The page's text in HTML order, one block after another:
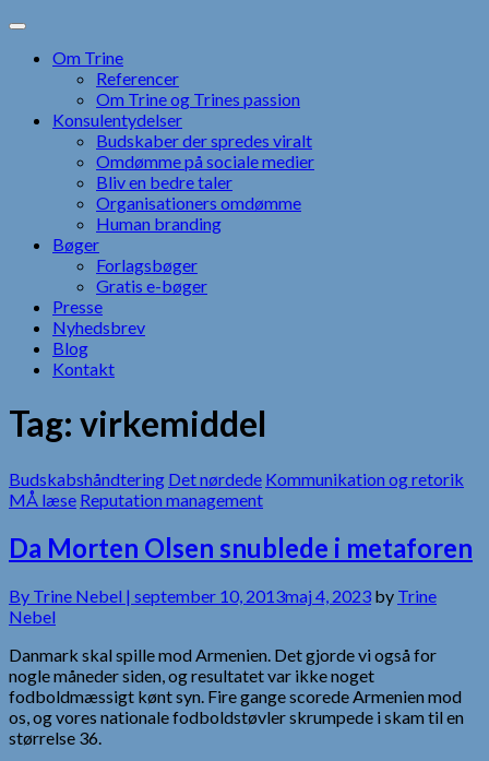
Skip
contentOm Trine
Referencer
Om Trine og Trines passion
Konsulentydelser
Budskaber der spredes viralt
Omdømme på sociale medier
Bliv en bedre taler
Organisationers omdømme
Human branding
Bøger
Forlagsbøger
Gratis e-bøger
Presse
Nyhedsbrev
Blog
Kontakt
Tag: virkemiddel
Budskabshåndtering Det nørdede Kommunikation og retorik
MÅ læse Reputation management
Da Morten Olsen snublede i metaforen
By Trine Nebel | september 10, 2013maj 4, 2023 by Trine
Nebel
Danmark skal spille mod Armenien. Det gjorde vi også for
nogle måneder siden, og resultatet var ikke noget
fodboldmæssigt kønt syn. Fire gange scorede Armenien mod
os, og vores nationale fodboldstøvler skrumpede i skam til en
størrelse 36.